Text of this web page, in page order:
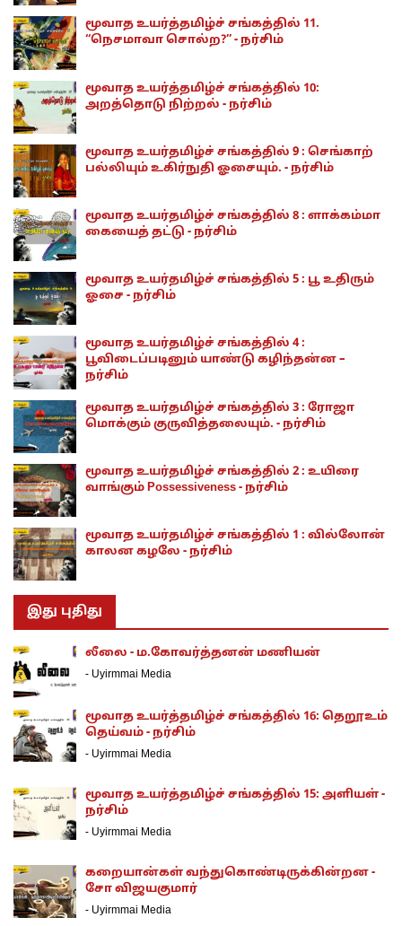
மூவாத உயர்த்தமிழ்ச் சங்கத்தில் 11.
“நெசமாவா சொல்ற?” - நர்சிம்
மூவாத உயர்த்தமிழ்ச் சங்கத்தில் 10:
அறத்தொடு நிற்றல் - நர்சிம்
மூவாத உயர்தமிழ்ச் சங்கத்தில் 9 : செங்காற்
பல்லியும் உகிர்நுதி ஓசையும். - நர்சிம்
மூவாத உயர்தமிழ்ச் சங்கத்தில் 8 : ளாக்கம்மா
கையைத் தட்டு - நர்சிம்
மூவாத உயர்தமிழ்ச் சங்கத்தில் 5 : பூ உதிரும்
ஓசை - நர்சிம்
மூவாத உயர்தமிழ்ச் சங்கத்தில் 4 :
பூவிடைப்படினும் யாண்டு கழிந்தன்ன –
நர்சிம்
மூவாத உயர்தமிழ்ச் சங்கத்தில் 3 : ரோஜா
மொக்கும் குருவித்தலையும். - நர்சிம்
மூவாத உயர்தமிழ்ச் சங்கத்தில் 2 : உயிரை
வாங்கும் Possessiveness - நர்சிம்
மூவாத உயர்தமிழ்ச் சங்கத்தில் 1 : வில்லோன்
காலன கழலே - நர்சிம்
இது புதிது
லீலை - ம.கோவர்த்தனன் மணியன்
- Uyirmmai Media
மூவாத உயர்த்தமிழ்ச் சங்கத்தில் 16: தெறூஉம்
தெய்வம் - நர்சிம்
- Uyirmmai Media
மூவாத உயர்த்தமிழ்ச் சங்கத்தில் 15: அளியள் -
நர்சிம்
- Uyirmmai Media
கறையான்கள் வந்துகொண்டிருக்கின்றன -
சோ விஜயகுமார்
- Uyirmmai Media